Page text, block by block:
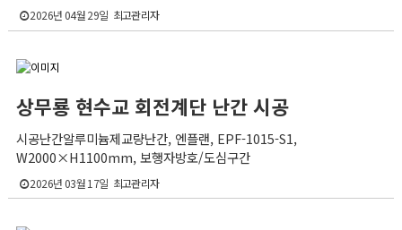
2026년 04월 29일 최고관리자
상무룡 현수교 회전계단 난간 시공
시공난간알루미늄제교량난간, 엔플랜, EPF-1015-S1,
W2000×H1100mm, 보행자방호/도심구간
2026년 03월 17일 최고관리자